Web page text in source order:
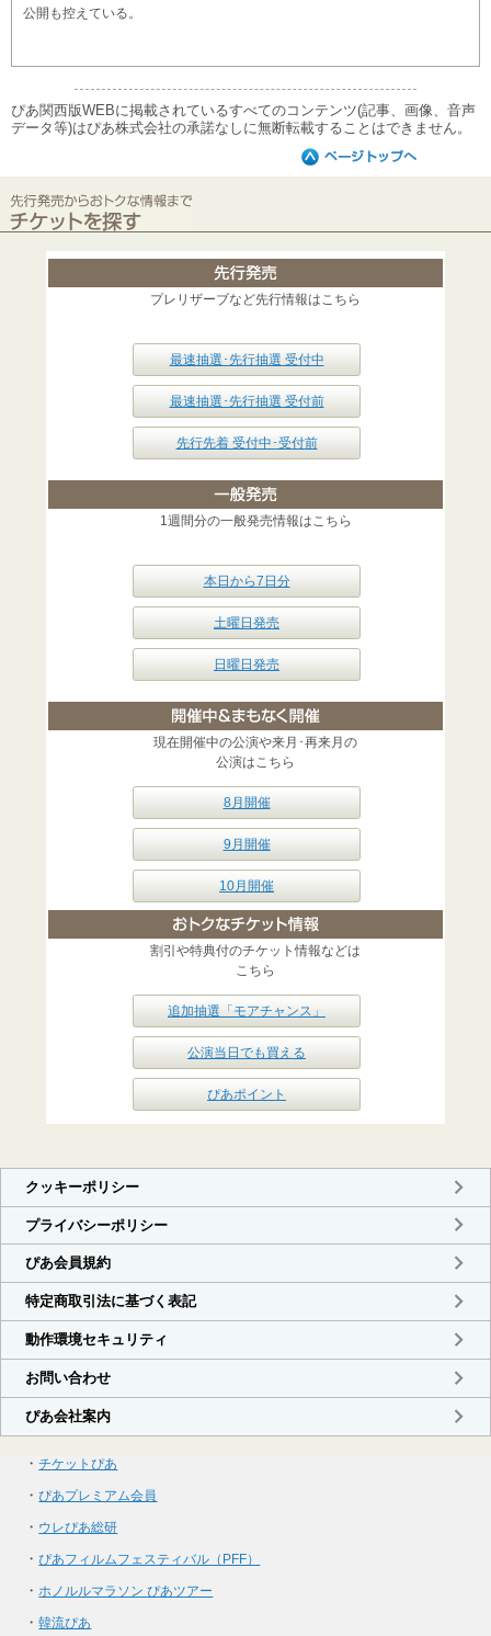
公開も控えている。
ぴあ関西版WEBに掲載されているすべてのコンテンツ(記事、画像、音声
データ等)はぴあ株式会社の承諾なしに無断転載することはできません。
プレリザーブなど先行情報はこちら
最速抽選･先行抽選 受付中
最速抽選･先行抽選 受付前
先行先着 受付中･受付前
1週間分の一般発売情報はこちら
本日から7日分
土曜日発売
日曜日発売
現在開催中の公演や来月･再来月の
公演はこちら
8月開催
9月開催
10月開催
割引や特典付のチケット情報などは
こちら
追加抽選「モアチャンス」
公演当日でも買える
ぴあポイント
・チケットぴあ
・ぴあプレミアム会員
・ ウレぴあ総研
・ぴあフィルムフェスティバル（PFF）
・ ホノルルマラソン ぴあツアー
・韓流ぴあ